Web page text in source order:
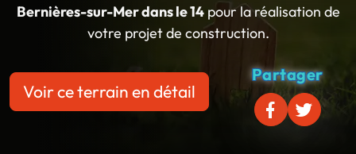
Bernières-sur-Mer dans le 14pour la réalisation de
votre projet de construction.
Voir ce terrain en détail
Partager